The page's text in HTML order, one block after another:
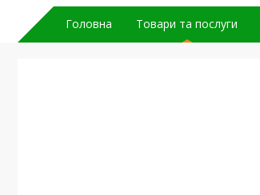
Головна Товари та послуги